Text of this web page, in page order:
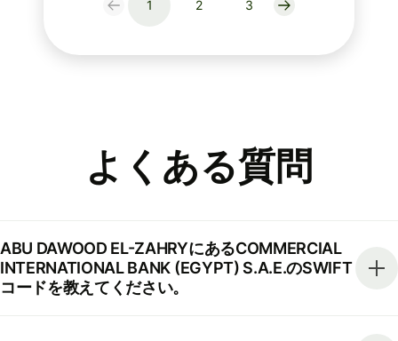
1 2 3
よくある質問
ABU DAWOOD EL-ZAHRYにあるCOMMERCIAL
INTERNATIONAL BANK (EGYPT) S.A.E.のSWIFT
コードを教えてください。